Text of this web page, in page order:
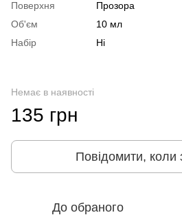
Поверхня
Прозора
Об'єм
10 мл
Набір
Ні
Немає в наявності
135 грн
Повідомити, коли
До обраного